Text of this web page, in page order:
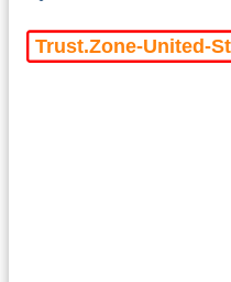
Trust.Zone-United-